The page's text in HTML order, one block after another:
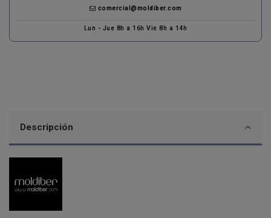
comercial@moldiber.com
Lun - Jue 8h a 16h Vie 8h a 14h
Descripción